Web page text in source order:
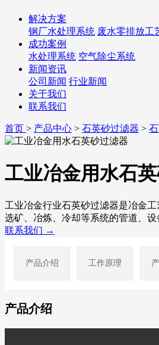
解决方案
钢厂水处理系统 废水零排放工
成功案例
水处理系统 空气除尘系统
新闻资讯
公司新闻 行业新闻
关于我们
联系我们
首页 > 产品中心 > 石英砂过滤器 >
工业冶金用水石
工业冶金行业石英砂过滤器是冶金
选矿、冶炼、冷却等系统的管道、设
联系我们 →
产品介绍 工作原理
产品介绍